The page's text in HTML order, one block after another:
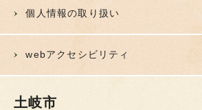
個人情報の取り扱い
webアクセシビリティ
土岐市